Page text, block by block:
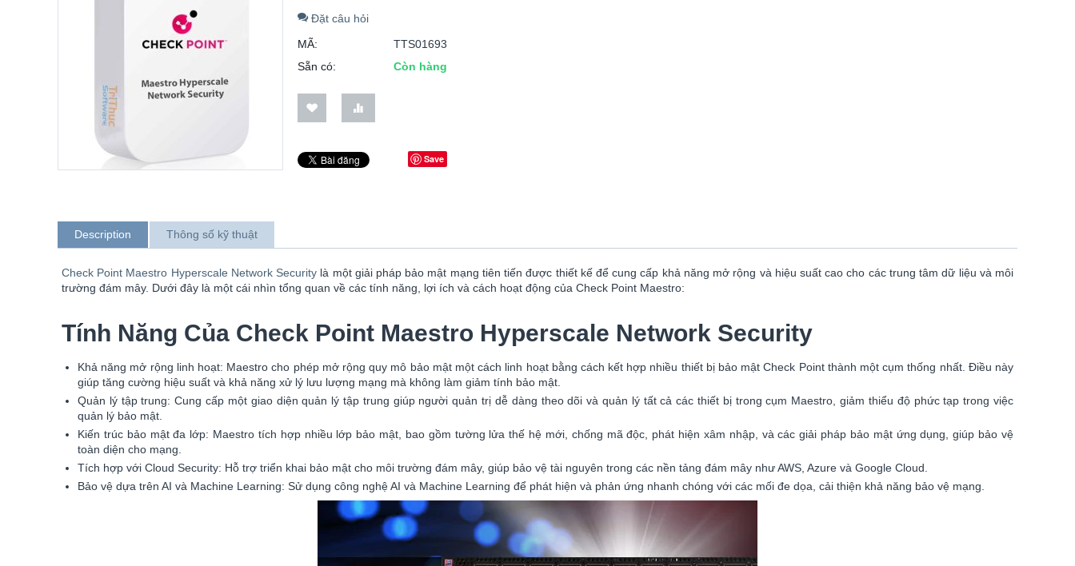
Đặt câu hỏi
MÃ:
TTS01693
Sẵn có:
Còn hàng
Save
Description Thông số kỹ thuật
Check Point Maestro Hyperscale Network Security là một giải pháp bảo mật mạng tiên tiến được thiết kế để cung cấp khả năng mở rộng và hiệu suất cao cho các trung tâm dữ liệu và môi
trường đám mây. Dưới đây là một cái nhìn tổng quan về các tính năng, lợi ích và cách hoạt động của Check Point Maestro:
Tính Năng Của Check Point Maestro Hyperscale Network Security
Khả năng mở rộng linh hoạt: Maestro cho phép mở rộng quy mô bảo mật một cách linh hoạt bằng cách kết hợp nhiều thiết bị bảo mật Check Point thành một cụm thống nhất. Điều này
giúp tăng cường hiệu suất và khả năng xử lý lưu lượng mạng mà không làm giảm tính bảo mật.
Quản lý tập trung: Cung cấp một giao diện quản lý tập trung giúp người quản trị dễ dàng theo dõi và quản lý tất cả các thiết bị trong cụm Maestro, giảm thiểu độ phức tạp trong việc
quản lý bảo mật.
Kiến trúc bảo mật đa lớp: Maestro tích hợp nhiều lớp bảo mật, bao gồm tường lửa thế hệ mới, chống mã độc, phát hiện xâm nhập, và các giải pháp bảo mật ứng dụng, giúp bảo vệ
toàn diện cho mạng.
Tích hợp với Cloud Security: Hỗ trợ triển khai bảo mật cho môi trường đám mây, giúp bảo vệ tài nguyên trong các nền tảng đám mây như AWS, Azure và Google Cloud.
Bảo vệ dựa trên AI và Machine Learning: Sử dụng công nghệ AI và Machine Learning để phát hiện và phản ứng nhanh chóng với các mối đe dọa, cải thiện khả năng bảo vệ mạng.